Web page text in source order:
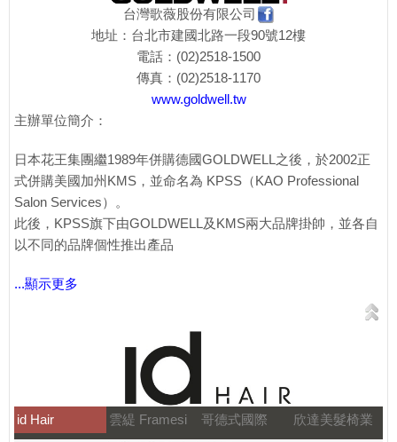
台灣歌薇股份有限公司
地址：台北市建國北路一段90號12樓
電話：(02)2518-1500
傳真：(02)2518-1170
www.goldwell.tw
主辦單位簡介：
日本花王集團繼1989年併購德國GOLDWELL之後，於2002正
式併購美國加州KMS，並命名為 KPSS（KAO Professional
Salon Services）。
此後，KPSS旗下由GOLDWELL及KMS兩大品牌掛帥，並各自
以不同的品牌個性推出產品
...顯示更多
id Hair 雲緹 Framesi 哥德式國際
欣達美髮椅業